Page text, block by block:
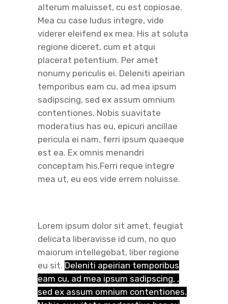
alterum maluisset, cu est copiosae.
Mea cu case ludus integre, vide
viderer eleifend ex mea. His at soluta
regione diceret, cum et atqui
placerat petentium. Per amet
nonumy periculis ei. Deleniti apeirian
temporibus eam cu, ad mea ipsum
sadipscing, sed ex assum omnium
contentiones. Nobis suavitate
moderatius has eu, epicuri ancillae
pericula ei nam, ferri ipsum quaeque
est ea. Ex omnis menandri
conceptam his.Ferri reque integre
mea ut, eu eos vide errem noluisse.
Lorem ipsum dolor sit amet, feugiat
delicata liberavisse id cum, no quo
maiorum intellegebat, liber regione
eu sit. Deleniti apeirian temporibus
eam cu, ad mea ipsum sadipscing, ,
sed ex assum omnium contentiones.